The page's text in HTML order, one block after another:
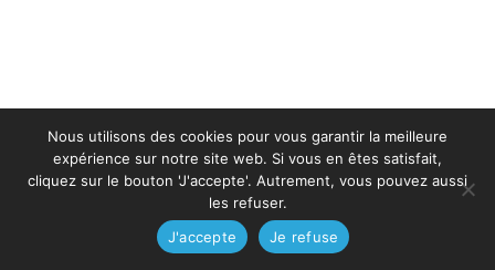
Nous utilisons des cookies pour vous garantir la meilleure
expérience sur notre site web. Si vous en êtes satisfait,
cliquez sur le bouton 'J'accepte'. Autrement, vous pouvez aussi
les refuser.
J'accepte
Je refuse